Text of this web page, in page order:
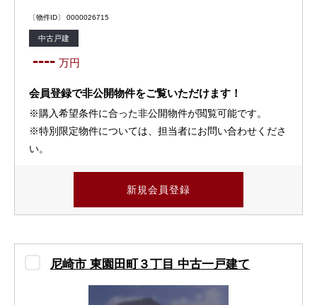
〔物件ID〕 0000026715
中古戸建
---- 万円
会員登録で非公開物件をご覧いただけます！
※購入希望条件に合った非公開物件が閲覧可能です。
※特別限定物件については、担当者にお問い合わせくださ
い。
新規会員登録
尼崎市 東園田町３丁目 中古一戸建て